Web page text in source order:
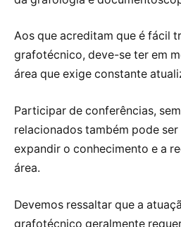
Aos que acreditam que é fácil
grafotécnico, deve-se ter em
área que exige constante
Participar de conferências,
relacionados também pode
expandir o conhecimento e a
área.
Devemos ressaltar que a
grafotécnico geralmente